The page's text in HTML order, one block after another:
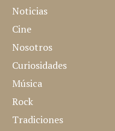
Noticias
Cine
Nosotros
Curiosidades
Música
Rock
Tradiciones